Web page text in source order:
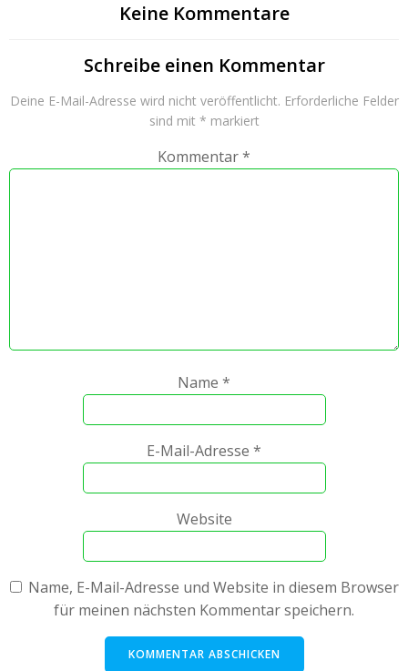
Keine Kommentare
Schreibe einen Kommentar
Deine E-Mail-Adresse wird nicht veröffentlicht. Erforderliche Felder
sind mit * markiert
Kommentar*
Name *
E-Mail-Adresse *
Website
Name, E-Mail-Adresse und Website in diesem Browser
für meinen nächsten Kommentar speichern.